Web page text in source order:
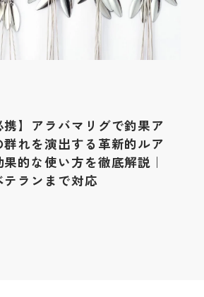
携】アラバマリグで釣果ア
群れを演出する革新的ルア
的な使い方を徹底解説｜
ランまで対応